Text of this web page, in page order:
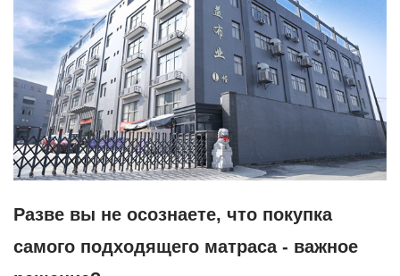
Разве вы не осознаете, что покупка
самого подходящего матраса - важное